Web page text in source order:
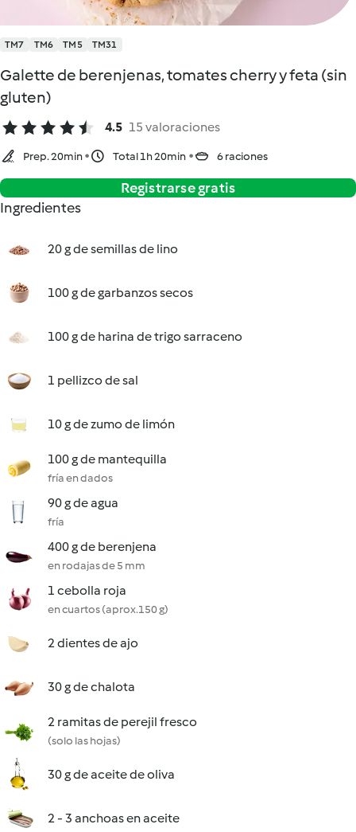
TM7 TM6 TM5 TM31
Galette de berenjenas, tomates cherry y feta (sin
gluten)
4.5 15 valoraciones
Prep. 20min Total 1h 20min 6 raciones
Registrarse gratis
Ingredientes
20 g de semillas de lino
100 g de garbanzos secos
100 g de harina de trigo sarraceno
1 pellizco de sal
10 g de zumo de limón
100 g de mantequilla
fría en dados
90 g de agua
fría
400 g de berenjena
en rodajas de 5 mm
1 cebolla roja
en cuartos (aprox.150 g)
2 dientes de ajo
30 g de chalota
2 ramitas de perejil fresco
(solo las hojas)
30 g de aceite de oliva
2 - 3 anchoas en aceite